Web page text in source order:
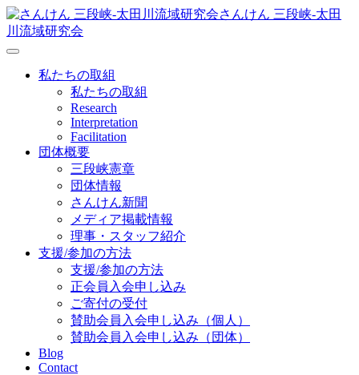
さんけん 三段峡‐太田
川流域研究会
私たちの取組
私たちの取組
Research
Interpretation
Facilitation
団体概要
三段峡憲章
団体情報
さんけん新聞
メディア掲載情報
理事・スタッフ紹介
支援/参加の方法
支援/参加の方法
正会員入会申し込み
ご寄付の受付
賛助会員入会申し込み（個人）
賛助会員入会申し込み（団体）
Blog
Contact